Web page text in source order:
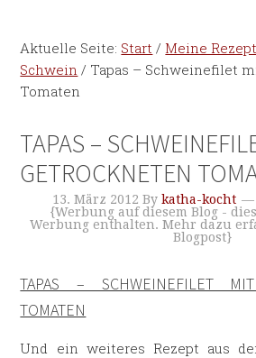
Aktuelle Seite: Start / Meine
Schwein / Tapas – Schweinefilet
Tomaten
TAPAS –
GETROCKNETEN
13. März 2012 By katha-kocht
{Werbung auf diesem Blog -
Werbung enthalten. Mehr dazu
Blogpost}
TAPAS – SCHWEINEFILET MIT
TOMATEN
Und ein weiteres Rezept aus